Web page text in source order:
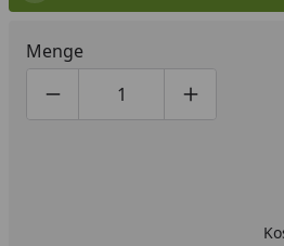
Menge
Produktmenge um eins
Produktmenge